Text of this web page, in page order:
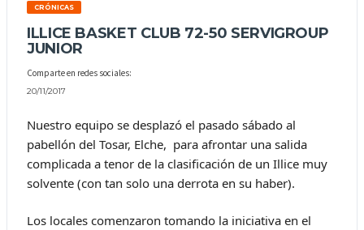
CRÓNICAS
ILLICE BASKET CLUB 72-50 SERVIGROUP
JUNIOR
Comparte en redes sociales:
20/11/2017
Nuestro equipo se desplazó el pasado sábado al
pabellón del Tosar, Elche, para afrontar una salida
complicada a tenor de la clasificación de un Illice muy
solvente (con tan solo una derrota en su haber).
Los locales comenzaron tomando la iniciativa en el